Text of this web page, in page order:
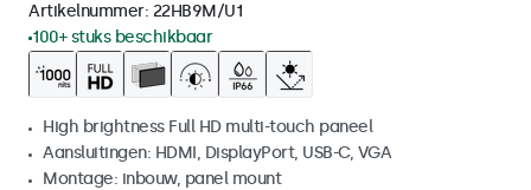
Artikelnummer: 22HB9M/U1
100+ stuks beschikbaar
High brightness Full HD multi-touch paneel
Aansluitingen: HDMI, DisplayPort, USB-C, VGA
Montage: inbouw, panel mount